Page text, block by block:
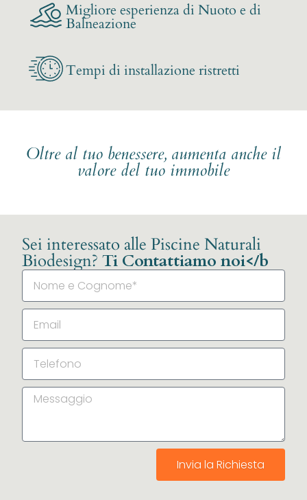
Migliore esperienza di Nuoto e di
Balneazione
Tempi di installazione ristretti
Oltre al tuo benessere, aumenta anche il
valore del tuo immobile
Sei interessato alle Piscine Naturali
Biodesign? Ti Contattiamo noi</b
Invia la Richiesta